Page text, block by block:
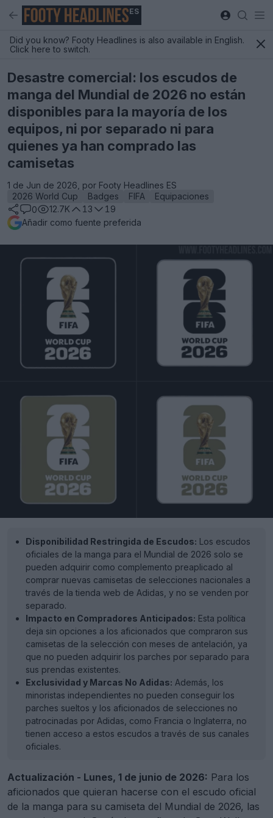
ES
Did you know? Footy Headlines is also available in English.
Click here to switch.
Desastre comercial: los escudos de
manga del Mundial de 2026 no están
disponibles para la mayoría de los
equipos, ni por separado ni para
quienes ya han comprado las
camisetas
1 de Jun de 2026, por Footy Headlines ES
2026 World Cup
Badges FIFA
Equipaciones
0
12.7K 13
19
Añadir como fuente preferida
Disponibilidad Restringida de Escudos: Los escudos
oficiales de la manga para el Mundial de 2026 solo se
pueden adquirir como complemento preaplicado al
comprar nuevas camisetas de selecciones nacionales a
través de la tienda web de Adidas, y no se venden por
separado.
Impacto en Compradores Anticipados: Esta política
deja sin opciones a los aficionados que compraron sus
camisetas de la selección con meses de antelación, ya
que no pueden adquirir los parches por separado para
sus prendas existentes.
Exclusividad y Marcas No Adidas: Además, los
minoristas independientes no pueden conseguir los
parches sueltos y los aficionados de selecciones no
patrocinadas por Adidas, como Francia o Inglaterra, no
tienen acceso a estos escudos a través de sus canales
oficiales.
Actualización - Lunes, 1 de junio de 2026: Para los
aficionados que quieran hacerse con el escudo oficial
de la manga para su camiseta del Mundial de 2026, las